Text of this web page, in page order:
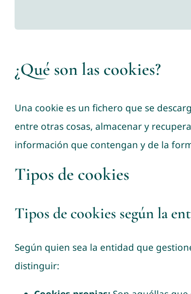
¿Qué son las cookies?
Una cookie es un fichero que se
entre otras cosas, almacenar y
información que contengan y de la
Tipos de cookies
Tipos de cookies según la
Según quien sea la entidad que
distinguir: